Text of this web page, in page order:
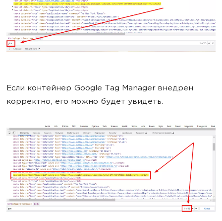
Если контейнер Google Tag Manager внедрен
корректно, его можно будет увидеть.